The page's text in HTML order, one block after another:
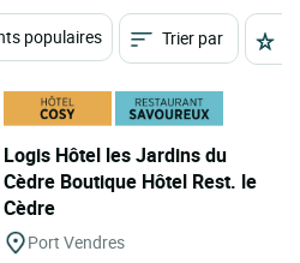
populaires Trier par
Logis Hôtel les Jardins du
Cèdre Boutique Hôtel Rest. le
Cèdre
Port Vendres